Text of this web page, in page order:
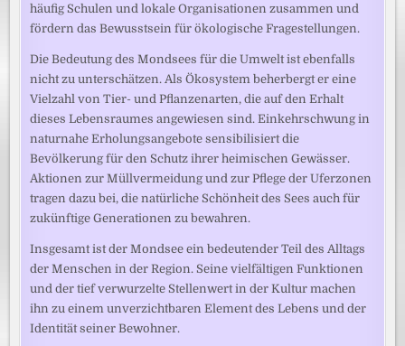
häufig Schulen und lokale Organisationen zusammen und
fördern das Bewusstsein für ökologische Fragestellungen.
Die Bedeutung des Mondsees für die Umwelt ist ebenfalls
nicht zu unterschätzen. Als Ökosystem beherbergt er eine
Vielzahl von Tier- und Pflanzenarten, die auf den Erhalt
dieses Lebensraumes angewiesen sind. Einkehrschwung in
naturnahe Erholungsangebote sensibilisiert die
Bevölkerung für den Schutz ihrer heimischen Gewässer.
Aktionen zur Müllvermeidung und zur Pflege der Uferzonen
tragen dazu bei, die natürliche Schönheit des Sees auch für
zukünftige Generationen zu bewahren.
Insgesamt ist der Mondsee ein bedeutender Teil des Alltags
der Menschen in der Region. Seine vielfältigen Funktionen
und der tief verwurzelte Stellenwert in der Kultur machen
ihn zu einem unverzichtbaren Element des Lebens und der
Identität seiner Bewohner.